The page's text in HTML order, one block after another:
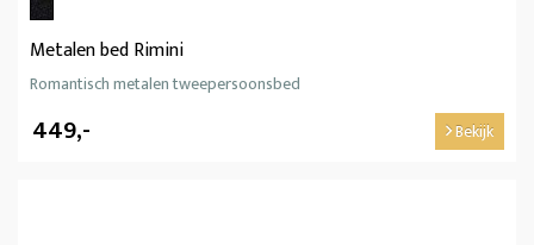
Metalen bed Rimini
Romantisch metalen tweepersoonsbed
449,- Bekijk